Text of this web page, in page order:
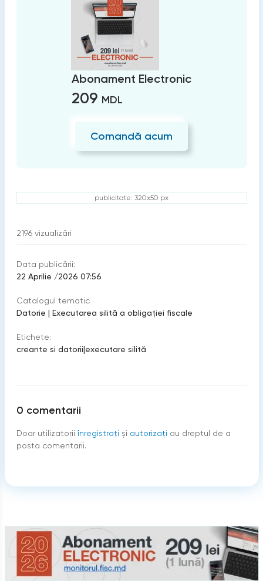
Abonament Electronic
209 MDL
Comandă acum
publicitate: 320x50 px
2196 vizualizări
Data publicării:
22 Aprilie /2026 07:56
Catalogul tematic
Datorie | Executarea silită a obligației fiscale
Etichete:
creante si datorii|executare silită
0 comentarii
Doar utilizatorii înregistraţi şi autorizați au dreptul de a
posta comentarii.